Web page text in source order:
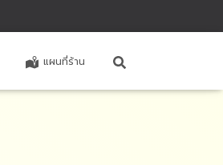
แผนที่ร้าน